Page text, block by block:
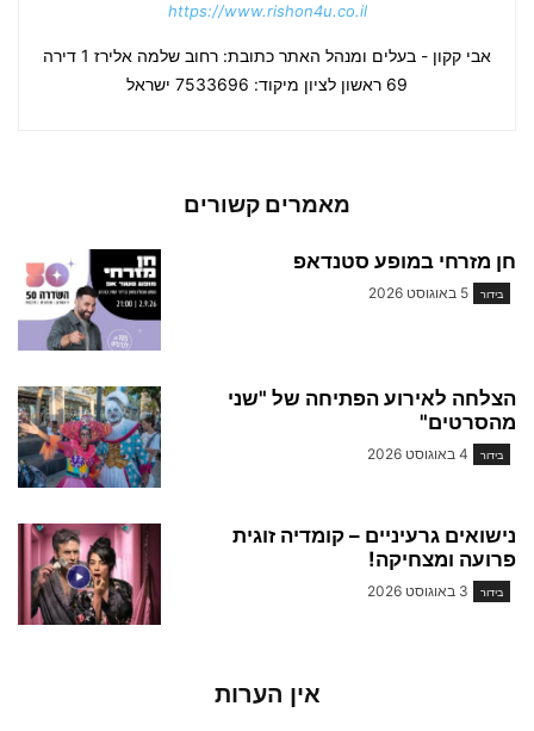
https://www.rishon4u.co.il
אבי קקון - בעלים ומנהל האתר כתובת: רחוב שלמה אלירז 1 דירה
69 ראשון לציון מיקוד: 7533696 ישראל
מאמרים קשורים
חן מזרחי במופע סטנדאפ
בידור 5 באוגוסט 2026
הצלחה לאירוע הפתיחה של "שני
מהסרטים"
בידור 4 באוגוסט 2026
נישואים גרעיניים – קומדיה זוגית
פרועה ומצחיקה!
בידור 3 באוגוסט 2026
אין הערות